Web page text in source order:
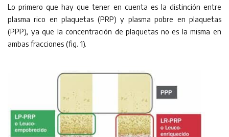
Lo primero que hay que tener en cuenta es la distinción entre
plasma rico en plaquetas (PRP) y plasma pobre en plaquetas
(PPP), ya que la concentración de plaquetas no es la misma en
ambas fracciones (fig. 1).